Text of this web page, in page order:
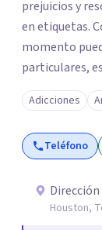
prejuicios y
en etiquetas.
momento
particulares,
esas
generar cambios. Soy una persona en
formación,
Adicciones
Teléfono
Houston,